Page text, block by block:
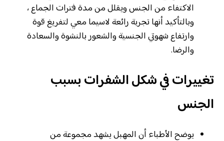
الاكتفاء من الجنس ويقلل من مدة فترات الجماع ،
وبالتأكيد أنها تجربة رائعة لاسيما معي لتفريغ قوة
وارتفاع شهوتي الجنسية والشعور بالنشوة والسعادة
والرضا.
تغييرات في شكل الشفرات بسبب
الجنس
يوضح الأطباء أن المهبل يشهد مجموعة من